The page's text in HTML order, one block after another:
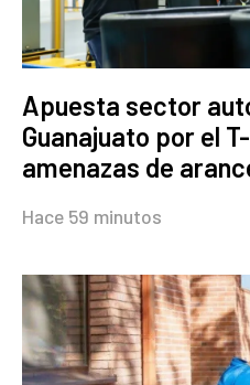
Apuesta sector
Guanajuato por el
amenazas de
Hace 59 minutos